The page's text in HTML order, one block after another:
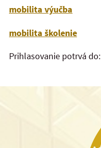
mobilita výučba
mobilita školenie
Prihlasovanie potrvá do: